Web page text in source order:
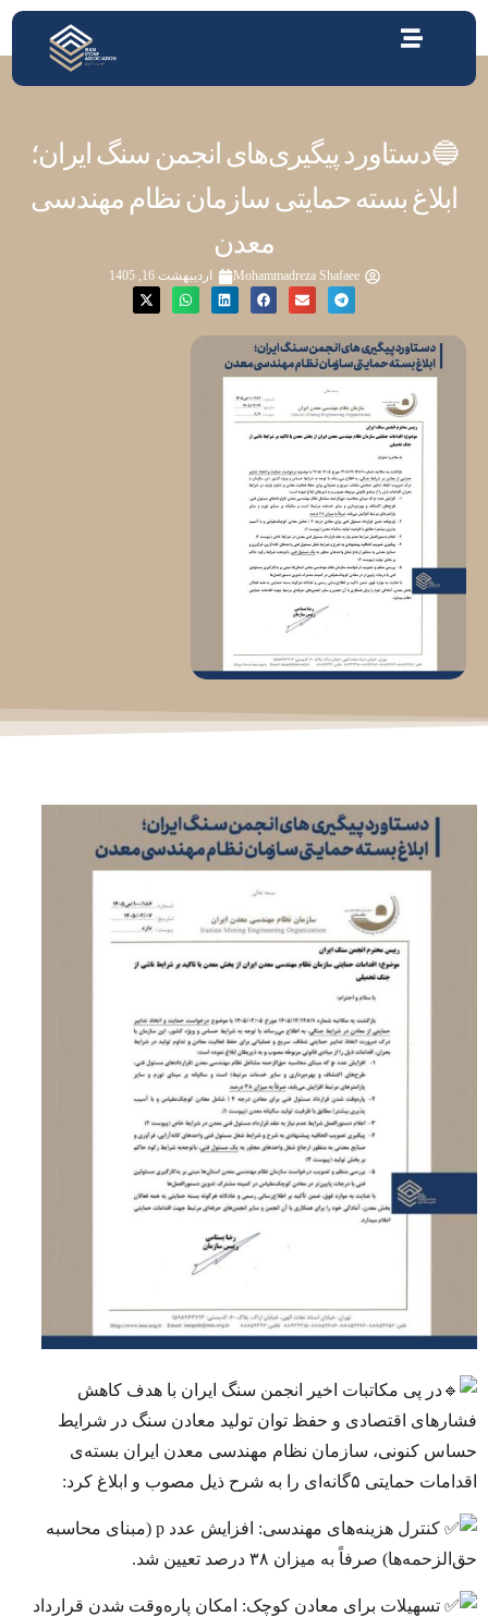
🔵دستاورد پیگیری‌های انجمن سنگ ایران؛
ابلاغ بسته حمایتی سازمان نظام مهندسی
معدن
Mohammadreza Shafaee اردیبهشت 16, 1405
در پی مکاتبات اخیر انجمن سنگ ایران با هدف کاهش
فشارهای اقتصادی و حفظ توان تولید معادن سنگ در شرایط
حساس کنونی، سازمان نظام مهندسی معدن ایران بسته‌ی
اقدامات حمایتی ۵‌گانه‌ای را به شرح ذیل مصوب و ابلاغ کرد:
کنترل هزینه‌های مهندسی: افزایش عدد p (مبنای محاسبه
حق‌الزحمه‌ها) صرفاً به میزان ۳۸ درصد تعیین شد.
تسهیلات برای معادن کوچک: امکان پاره‌وقت شدن قرارداد